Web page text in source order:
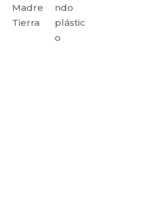
Madre
Tierra
ndo
plástic
o